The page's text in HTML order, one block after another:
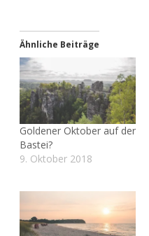
Ähnliche Beiträge
Goldener Oktober auf der
Bastei?
9. Oktober 2018